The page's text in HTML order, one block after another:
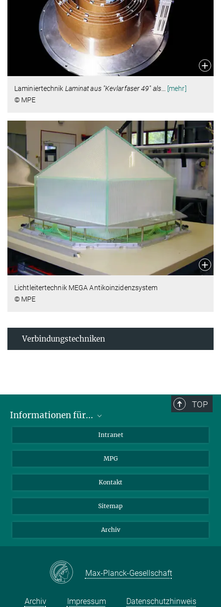
Laminiertechnik Laminat aus "Kevlarfaser 49" als… [mehr]
© MPE
Lichtleitertechnik MEGA Antikoinzidenzsystem
© MPE
Verbindungstechniken
TOP
Informationen für...
Studenten
Journalisten
Intranet
MPG
Kontakt
Sitemap
Archiv
Max-Planck-Gesellschaft
Archiv Impressum Datenschutzhinweis